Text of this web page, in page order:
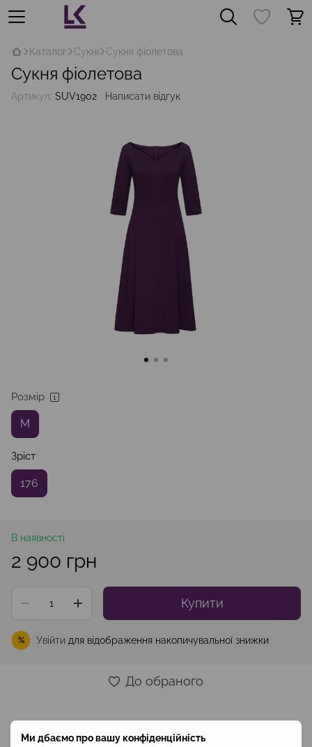
Ми дбаємо про вашу конфіденційність
Каталог Сукні Сукня фіолетова
Сукня фіолетова
Артикул: SUV1902 Написати відгук
Розмір
M
Зріст
176
В наявності
2 900 грн
Купити
% Увійти для відображення накопичувальної знижки
До обраного
Опис